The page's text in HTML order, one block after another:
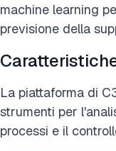
machine learning
previsione della
La piattaforma di
strumenti per
processi e il